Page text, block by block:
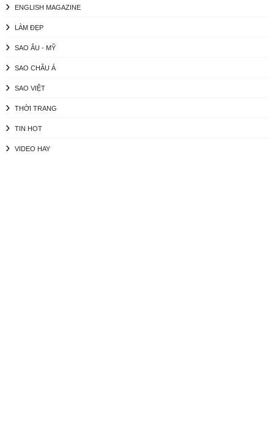
ENGLISH MAGAZINE
LÀM ĐẸP
SAO ÂU - MỸ
SAO CHÂU Á
SAO VIỆT
THỜI TRANG
TIN HOT
VIDEO HAY